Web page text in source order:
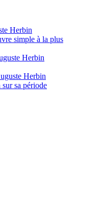
Herbin
simple à la plus
Herbin
Herbin
sa période